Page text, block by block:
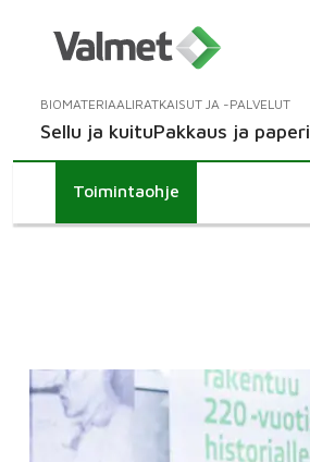
BIOMATERIAALIRATKAISUT JA -PALVELUT
Sellu ja kuituPakkaus ja paperi
Toimintaohje